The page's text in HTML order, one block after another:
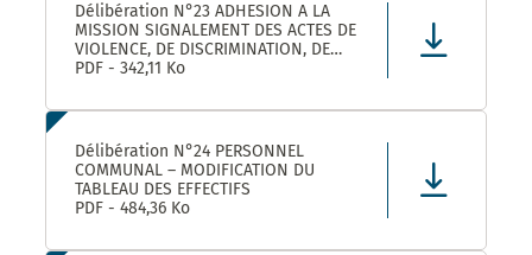
Délibération N°23 ADHESION A LA
MISSION SIGNALEMENT DES ACTES DE
VIOLENCE, DE DISCRIMINATION, DE
HARCELEMENT ET D’AGISSEMENTS
PDF - 342,11 Ko
Délibération N°24 PERSONNEL
COMMUNAL – MODIFICATION DU
TABLEAU DES EFFECTIFS
PDF - 484,36 Ko